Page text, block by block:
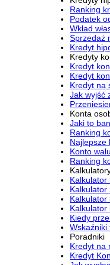
Ranking
Podatek
Wkład
Sprzedaż
Kredyt
Kredyty
Kredyt
Kredyt
Kredyt na
Jak wyjść
Konta
Jaki to
Ranking
Najlepsze
Konto
Ranking
Kalkulator
Kalkulator
Kalkulator
Kalkulator
Kiedy
Wskaźniki
Poradniki
Kredyt na
Kredyt